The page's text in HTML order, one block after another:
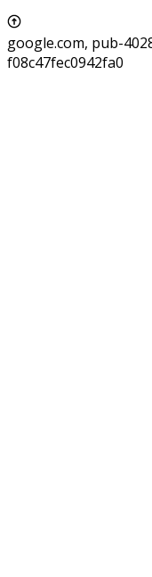
google.com, pub-
f08c47fec0942fa0